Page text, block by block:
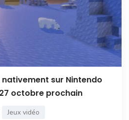
sur Nintendo
octobre prochain
Jeux vidéo